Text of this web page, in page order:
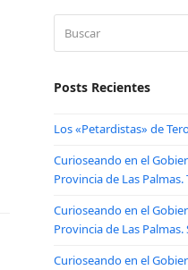
Posts Recientes
Los «Petardistas» de
Curioseando en el
Provincia de Las Palmas.
Curioseando en el
Provincia de Las
Curioseando en el